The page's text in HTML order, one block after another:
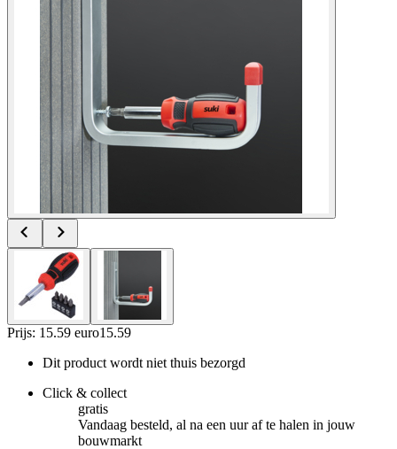
Prijs: 15.59 euro15.59
Dit product wordt niet thuis bezorgd
Click & collect
gratis
Vandaag besteld, al na een uur af te halen in jouw
bouwmarkt